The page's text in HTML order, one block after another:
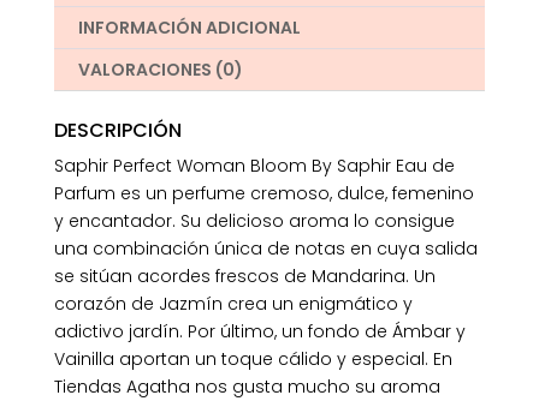
INFORMACIÓN ADICIONAL
VALORACIONES (0)
DESCRIPCIÓN
Saphir Perfect Woman Bloom By Saphir Eau de
Parfum es un perfume cremoso, dulce, femenino
y encantador. Su delicioso aroma lo consigue
una combinación única de notas en cuya salida
se sitúan acordes frescos de Mandarina. Un
corazón de Jazmín crea un enigmático y
adictivo jardín. Por último, un fondo de Ámbar y
Vainilla aportan un toque cálido y especial. En
Tiendas Agatha nos gusta mucho su aroma